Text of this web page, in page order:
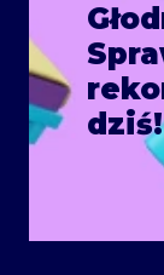
dziś!